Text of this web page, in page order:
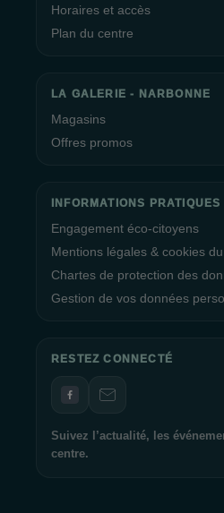
Horaires et accès
Plan du centre
LA GALERIE - NARBONNE
Magasins
Offres promos
INFORMATIONS PRATIQUES
Engagement éco-citoyens
Mentions légales & cookies
Chartes de protection des
Gestion de vos données
RESTEZ CONNECTÉ
Suivez l’actualité, les
centre.